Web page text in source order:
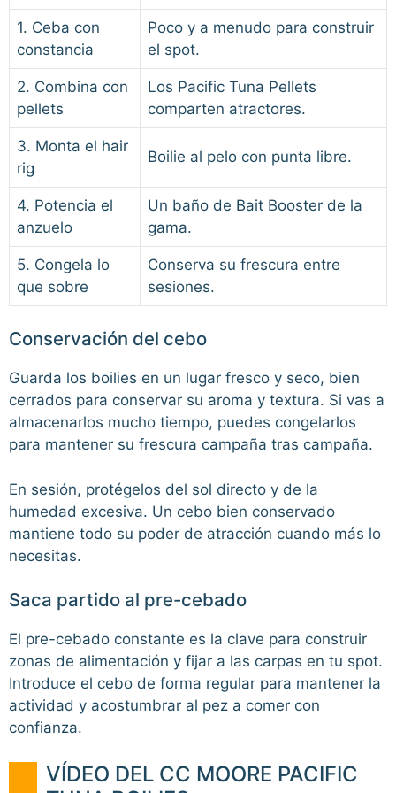
1. Ceba con
constancia
Poco y a menudo para construir
el spot.
2. Combina con
pellets
Los Pacific Tuna Pellets
comparten atractores.
3. Monta el hair
rig
Boilie al pelo con punta libre.
4. Potencia el
anzuelo
Un baño de Bait Booster de la
gama.
5. Congela lo
que sobre
Conserva su frescura entre
sesiones.
Conservación del cebo
Guarda los boilies en un lugar fresco y seco, bien
cerrados para conservar su aroma y textura. Si vas a
almacenarlos mucho tiempo, puedes congelarlos
para mantener su frescura campaña tras campaña.
En sesión, protégelos del sol directo y de la
humedad excesiva. Un cebo bien conservado
mantiene todo su poder de atracción cuando más lo
necesitas.
Saca partido al pre-cebado
El pre-cebado constante es la clave para construir
zonas de alimentación y fijar a las carpas en tu spot.
Introduce el cebo de forma regular para mantener la
actividad y acostumbrar al pez a comer con
confianza.
VÍDEO DEL CC MOORE PACIFIC